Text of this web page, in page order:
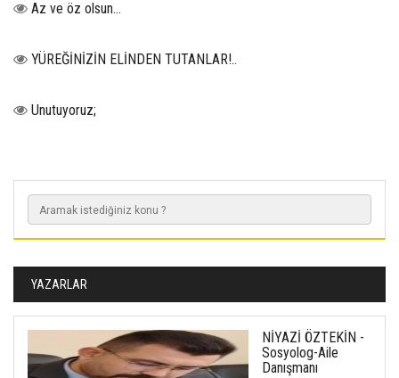
Az ve öz olsun…
YÜREĞİNİZİN ELİNDEN TUTANLAR!..
Unutuyoruz;
YAZARLAR
NİYAZİ ÖZTEKİN -
Sosyolog-Aile
Danışmanı